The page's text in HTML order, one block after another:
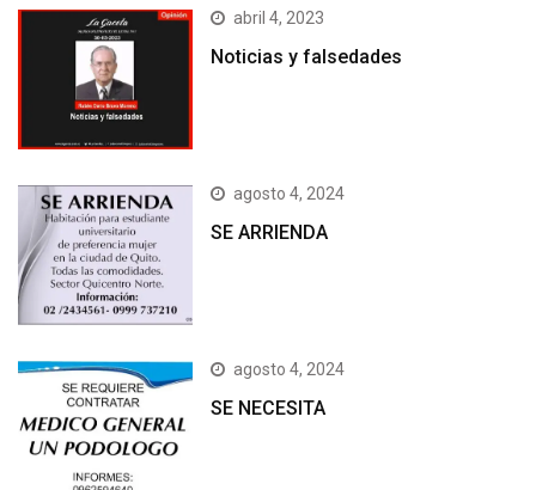
abril 4, 2023
Noticias y falsedades
agosto 4, 2024
SE ARRIENDA
agosto 4, 2024
SE NECESITA